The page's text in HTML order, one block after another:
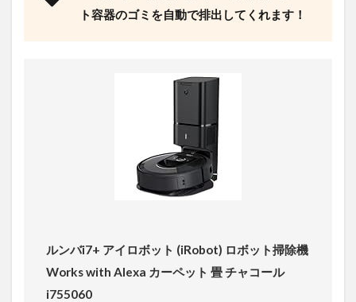
ト容器のゴミを自動で排出してくれます！
ルンバi7+ アイロボット (iRobot) ロボット掃除機
Works with Alexa カーペット 畳 チャコール
i755060